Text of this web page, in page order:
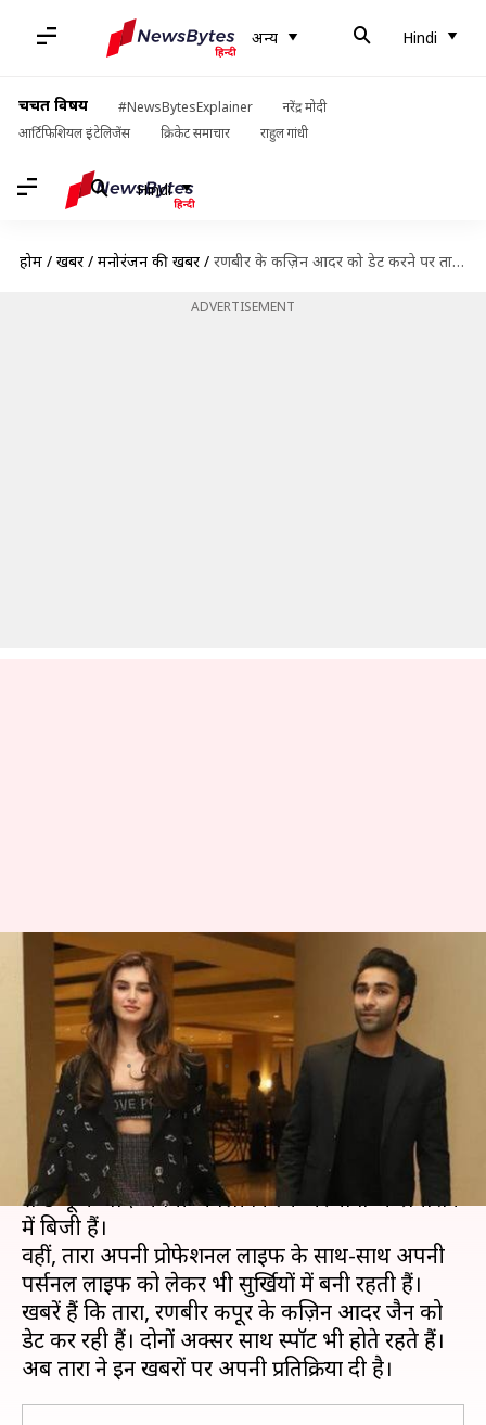
अन्य Hindi
चर्चित विषय #NewsBytesExplainer
नरेंद्र मोदी
आर्टिफिशियल इंटेलिजेंस
क्रिकेट समाचार राहुल गांधी
Hindi
होम / खबरें / मनोरंजन की खबरें / रणबीर के कज़िन आदर को डेट करने पर तारा की प्रतिक्रिया, कहा- आगे भी दिखेंगे साथ
ADVERTISEMENT
रणबीर के कज़िन आदर को डेट करने
पर तारा की प्रतिक्रिया, कहा- आगे भी
दिखेंगे साथ
लेखन स्वाति पाण्डेय Nov 05, 2019 02:16 pm
क्या है खबर?
अभिनेत्री तारा सुतारिया बॉलीवुड में 'स्टूडेंट ऑफ द ईयर 2'
से डेब्यू के बाद अपनी अगली फिल्म 'मरजावां' के प्रमोशन
में बिजी हैं।
वहीं, तारा अपनी प्रोफेशनल लाइफ के साथ-साथ अपनी
पर्सनल लाइफ को लेकर भी सुर्खियों में बनी रहती हैं।
खबरें हैं कि तारा, रणबीर कपूर के कज़िन आदर जैन को
डेट कर रही हैं। दोनों अक्सर साथ स्पॉट भी होते रहते हैं।